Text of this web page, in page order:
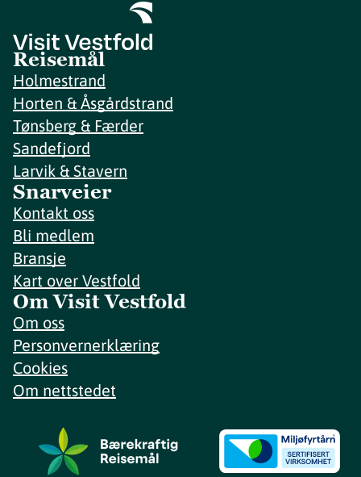
Reisemål
Holmestrand
Horten & Åsgårdstrand
Tønsberg & Færder
Sandefjord
Larvik & Stavern
Snarveier
Kontakt oss
Bli medlem
Bransje
Kart over Vestfold
Om Visit Vestfold
Om oss
Personvernerklæring
Cookies
Om nettstedet